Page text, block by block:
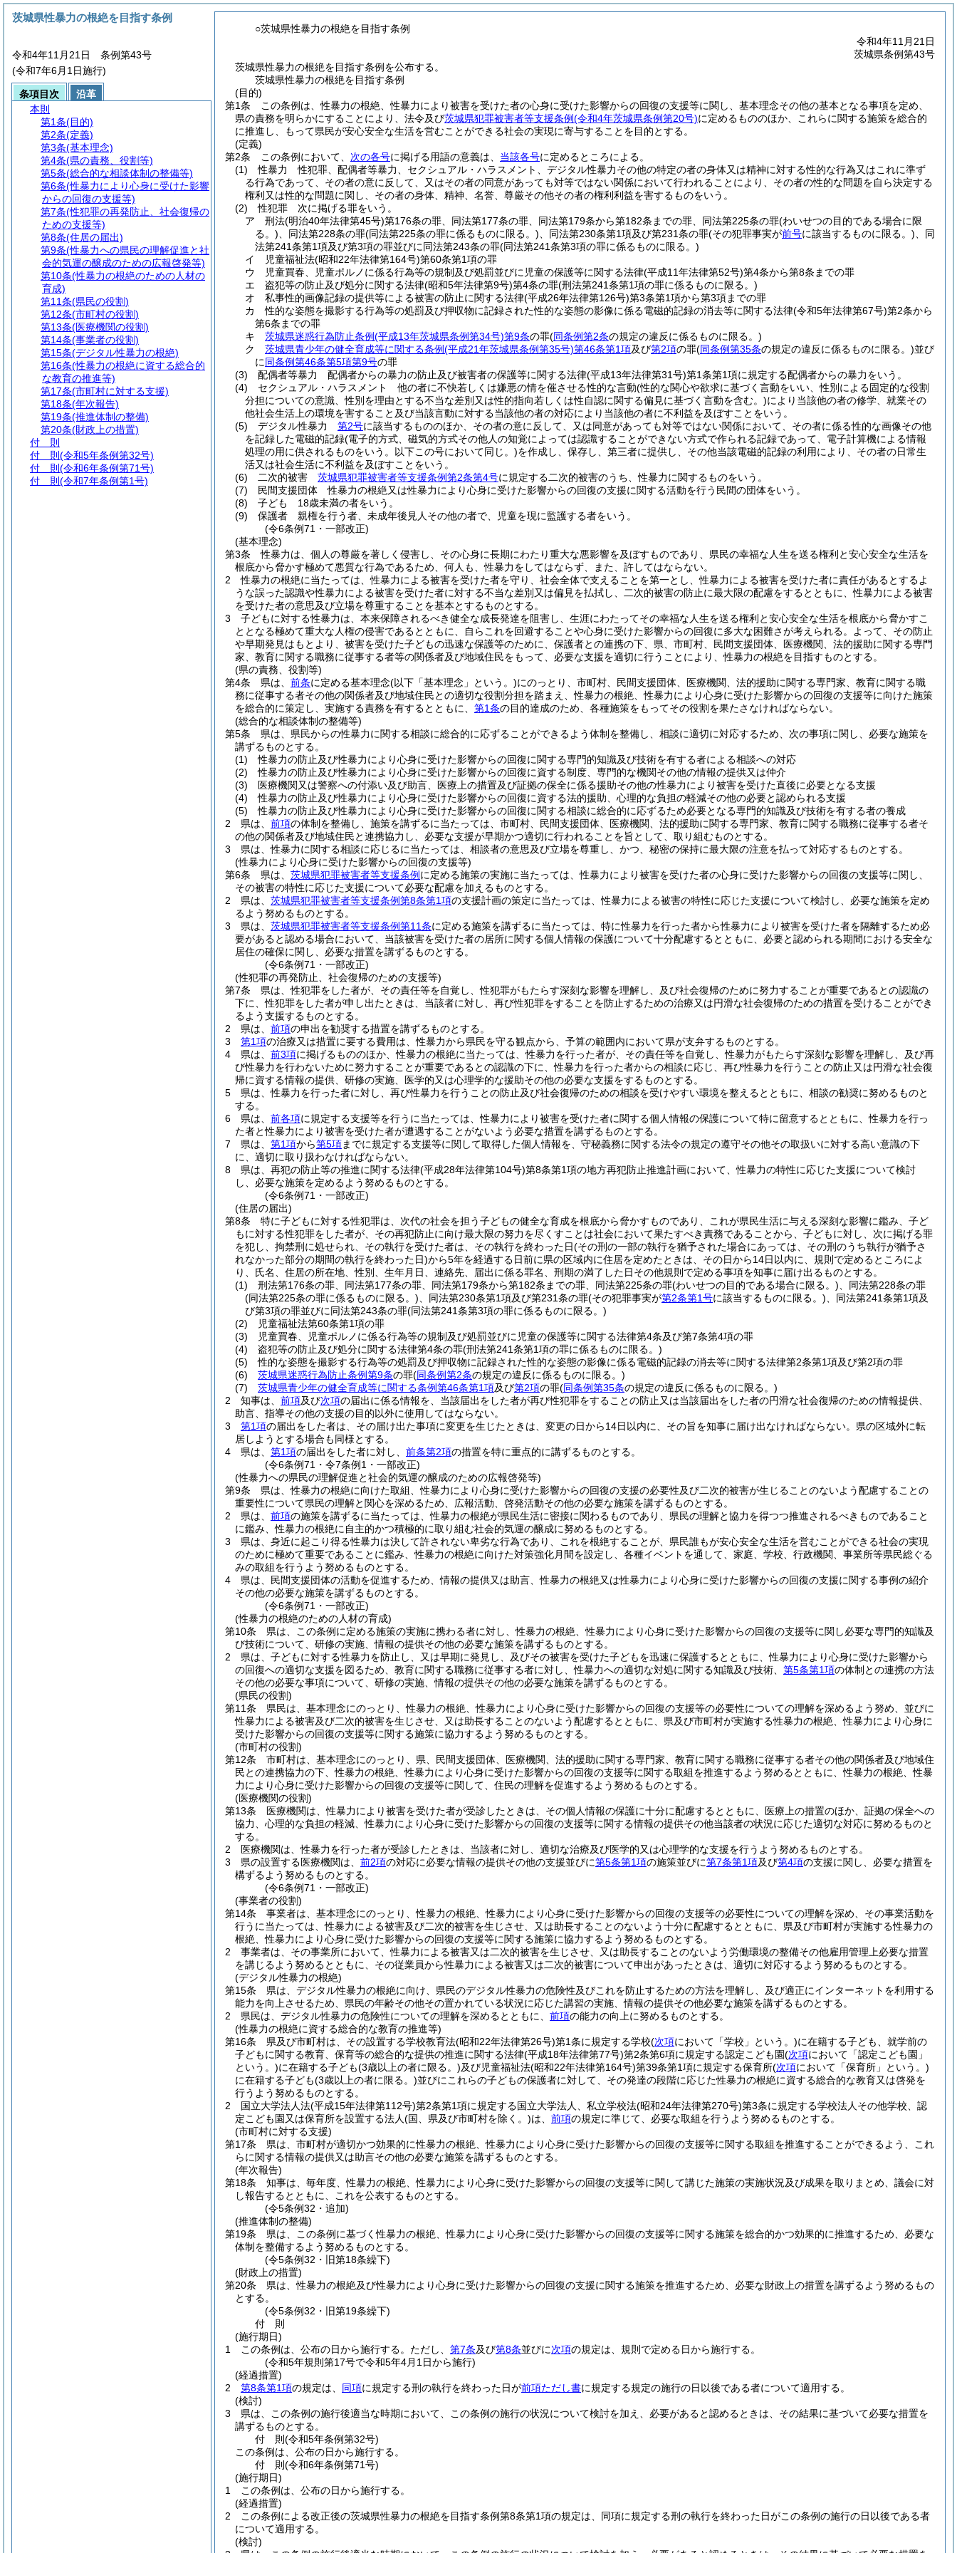
○茨城県性暴力の根絶を目指す条例
令和4年11月21日
茨城県条例第43号
茨城県性暴力の根絶を目指す条例を公布する。
茨城県性暴力の根絶を目指す条例
(目的)
第1条
この条例は、性暴力の根絶、性暴力により被害を受けた者の心身に受けた影響からの回復の支援等に関し、基本理念その他の基本となる事項を定め、
県の責務を明らかにすることにより、法令及び茨城県犯罪被害者等支援条例(令和4年茨城県条例第20号)に定めるもののほか、これらに関する施策を総合的
に推進し、もって県民が安心安全な生活を営むことができる社会の実現に寄与することを目的とする。
(定義)
第2条
この条例において、 次の各号に掲げる用語の意義は、 当該各号に定めるところによる。
(1)
性暴力 性犯罪、配偶者等暴力、セクシュアル・ハラスメント、デジタル性暴力その他の特定の者の身体又は精神に対する性的な行為又はこれに準ず
る行為であって、その者の意に反して、又はその者の同意があっても対等ではない関係において行われることにより、その者の性的な問題を自ら決定する
権利又は性的な問題に関し、その者の身体、精神、名誉、尊厳その他その者の権利利益を害するものをいう。
(2)
性犯罪 次に掲げる罪をいう。
ア
刑法(明治40年法律第45号)第176条の罪、同法第177条の罪、同法第179条から第182条までの罪、同法第225条の罪(わいせつの目的である場合に限
る。) 、同法第228条の罪(同法第225条の罪に係るものに限る。) 、同法第230条第1項及び第231条の罪(その犯罪事実が前号に該当するものに限る。) 、同
法第241条第1項及び第3項の罪並びに同法第243条の罪(同法第241条第3項の罪に係るものに限る。)
イ
児童福祉法(昭和22年法律第164号)第60条第1項の罪
ウ
児童買春、児童ポルノに係る行為等の規制及び処罰並びに児童の保護等に関する法律(平成11年法律第52号)第4条から第8条までの罪
エ
盗犯等の防止及び処分に関する法律(昭和5年法律第9号)第4条の罪(刑法第241条第1項の罪に係るものに限る。)
オ
私事性的画像記録の提供等による被害の防止に関する法律(平成26年法律第126号)第3条第1項から第3項までの罪
カ
性的な姿態を撮影する行為等の処罰及び押収物に記録された性的な姿態の影像に係る電磁的記録の消去等に関する法律(令和5年法律第67号)第2条から
第6条までの罪
キ
茨城県迷惑行為防止条例(平成13年茨城県条例第34号)第9条の罪(同条例第2条の規定の違反に係るものに限る。)
ク
茨城県青少年の健全育成等に関する条例(平成21年茨城県条例第35号)第46条第1項及び第2項の罪(同条例第35条の規定の違反に係るものに限る。)並び
に同条例第46条第5項第9号の罪
(3)
配偶者等暴力 配偶者からの暴力の防止及び被害者の保護等に関する法律(平成13年法律第31号)第1条第1項に規定する配偶者からの暴力をいう。
(4)
セクシュアル・ハラスメント 他の者に不快若しくは嫌悪の情を催させる性的な言動(性的な関心や欲求に基づく言動をいい、性別による固定的な役割
分担についての意識、性別を理由とする不当な差別又は性的指向若しくは性自認に関する偏見に基づく言動を含む。)により当該他の者の修学、就業その
他社会生活上の環境を害すること及び当該言動に対する当該他の者の対応により当該他の者に不利益を及ぼすことをいう。
(5)
デジタル性暴力 第2号に該当するもののほか、その者の意に反して、又は同意があっても対等ではない関係において、その者に係る性的な画像その他
を記録した電磁的記録(電子的方式、磁気的方式その他人の知覚によっては認識することができない方式で作られる記録であって、電子計算機による情報
処理の用に供されるものをいう。以下この号において同じ。)を作成し、保存し、第三者に提供し、その他当該電磁的記録の利用により、その者の日常生
活又は社会生活に不利益を及ぼすことをいう。
(6)
二次的被害 茨城県犯罪被害者等支援条例第2条第4号に規定する二次的被害のうち、性暴力に関するものをいう。
(7)
民間支援団体 性暴力の根絶又は性暴力により心身に受けた影響からの回復の支援に関する活動を行う民間の団体をいう。
(8)
子ども 18歳未満の者をいう。
(9)
保護者 親権を行う者、未成年後見人その他の者で、児童を現に監護する者をいう。
(令6条例71・一部改正)
(基本理念)
第3条
性暴力は、個人の尊厳を著しく侵害し、その心身に長期にわたり重大な悪影響を及ぼすものであり、県民の幸福な人生を送る権利と安心安全な生活を
根底から脅かす極めて悪質な行為であるため、何人も、性暴力をしてはならず、また、許してはならない。
2
性暴力の根絶に当たっては、性暴力による被害を受けた者を守り、社会全体で支えることを第一とし、性暴力による被害を受けた者に責任があるとするよ
うな誤った認識や性暴力による被害を受けた者に対する不当な差別又は偏見を払拭し、二次的被害の防止に最大限の配慮をするとともに、性暴力による被害
を受けた者の意思及び立場を尊重することを基本とするものとする。
3
子どもに対する性暴力は、本来保障されるべき健全な成長発達を阻害し、生涯にわたってその幸福な人生を送る権利と安心安全な生活を根底から脅かすこ
ととなる極めて重大な人権の侵害であるとともに、自らこれを回避することや心身に受けた影響からの回復に多大な困難さが考えられる。
よって、その防止
や早期発見はもとより、被害を受けた子どもの迅速な保護等のために、保護者との連携の下、県、市町村、民間支援団体、医療機関、法的援助に関する専門
家、教育に関する職務に従事する者等の関係者及び地域住民をもって、必要な支援を適切に行うことにより、性暴力の根絶を目指すものとする。
(県の責務、役割等)
第4条
県は、 前条に定める基本理念(以下「基本理念」という。)にのっとり、市町村、民間支援団体、医療機関、法的援助に関する専門家、教育に関する職
務に従事する者その他の関係者及び地域住民との適切な役割分担を踏まえ、性暴力の根絶、性暴力により心身に受けた影響からの回復の支援等に向けた施策
を総合的に策定し、実施する責務を有するとともに、 第1条の目的達成のため、各種施策をもってその役割を果たさなければならない。
(総合的な相談体制の整備等)
第5条
県は、県民からの性暴力に関する相談に総合的に応ずることができるよう体制を整備し、相談に適切に対応するため、次の事項に関し、必要な施策を
講ずるものとする。
(1)
性暴力の防止及び性暴力により心身に受けた影響からの回復に関する専門的知識及び技術を有する者による相談への対応
(2)
性暴力の防止及び性暴力により心身に受けた影響からの回復に資する制度、専門的な機関その他の情報の提供又は仲介
(3)
医療機関又は警察への付添い及び助言、医療上の措置及び証拠の保全に係る援助その他の性暴力により被害を受けた直後に必要となる支援
(4)
性暴力の防止及び性暴力により心身に受けた影響からの回復に資する法的援助、心理的な負担の軽減その他の必要と認められる支援
(5)
性暴力の防止及び性暴力により心身に受けた影響からの回復に関する相談に総合的に応ずるため必要となる専門的知識及び技術を有する者の養成
2
県は、 前項の体制を整備し、施策を講ずるに当たっては、市町村、民間支援団体、医療機関、法的援助に関する専門家、教育に関する職務に従事する者そ
の他の関係者及び地域住民と連携協力し、必要な支援が早期かつ適切に行われることを旨として、取り組むものとする。
3
県は、性暴力に関する相談に応じるに当たっては、相談者の意思及び立場を尊重し、かつ、秘密の保持に最大限の注意を払って対応するものとする。
(性暴力により心身に受けた影響からの回復の支援等)
第6条
県は、 茨城県犯罪被害者等支援条例 に定める施策の実施に当たっては、性暴力により被害を受けた者の心身に受けた影響からの回復の支援等に関し、
その被害の特性に応じた支援について必要な配慮を加えるものとする。
2
県は、 茨城県犯罪被害者等支援条例第8条第1項の支援計画の策定に当たっては、性暴力による被害の特性に応じた支援について検討し、必要な施策を定め
るよう努めるものとする。
3
県は、 茨城県犯罪被害者等支援条例第11条に定める施策を講ずるに当たっては、特に性暴力を行った者から性暴力により被害を受けた者を隔離するため必
要があると認める場合において、当該被害を受けた者の居所に関する個人情報の保護について十分配慮するとともに、必要と認められる期間における安全な
居住の確保に関し、必要な措置を講ずるものとする。
(令6条例71・一部改正)
(性犯罪の再発防止、社会復帰のための支援等)
第7条
県は、性犯罪をした者が、その責任等を自覚し、性犯罪がもたらす深刻な影響を理解し、及び社会復帰のために努力することが重要であるとの認識の
下に、性犯罪をした者が申し出たときは、当該者に対し、再び性犯罪をすることを防止するための治療又は円滑な社会復帰のための措置を受けることができ
るよう支援するものとする。
2
県は、 前項の申出を勧奨する措置を講ずるものとする。
3
第1項の治療又は措置に要する費用は、性暴力から県民を守る観点から、予算の範囲内において県が支弁するものとする。
4
県は、 前3項に掲げるもののほか、性暴力の根絶に当たっては、性暴力を行った者が、その責任等を自覚し、性暴力がもたらす深刻な影響を理解し、及び再
び性暴力を行わないために努力することが重要であるとの認識の下に、性暴力を行った者からの相談に応じ、再び性暴力を行うことの防止又は円滑な社会復
帰に資する情報の提供、研修の実施、医学的又は心理学的な援助その他の必要な支援をするものとする。
5
県は、性暴力を行った者に対し、再び性暴力を行うことの防止及び社会復帰のための相談を受けやすい環境を整えるとともに、相談の勧奨に努めるものと
する。
6
県は、 前各項に規定する支援等を行うに当たっては、性暴力により被害を受けた者に関する個人情報の保護について特に留意するとともに、性暴力を行っ
た者と性暴力により被害を受けた者が遭遇することがないよう必要な措置を講ずるものとする。
7
県は、 第1項から第5項までに規定する支援等に関して取得した個人情報を、守秘義務に関する法令の規定の遵守その他その取扱いに対する高い意識の下
に、適切に取り扱わなければならない。
8
県は、再犯の防止等の推進に関する法律(平成28年法律第104号)第8条第1項の地方再犯防止推進計画において、性暴力の特性に応じた支援について検討
し、必要な施策を定めるよう努めるものとする。
(令6条例71・一部改正)
(住居の届出)
第8条
特に子どもに対する性犯罪は、次代の社会を担う子どもの健全な育成を根底から脅かすものであり、これが県民生活に与える深刻な影響に鑑み、子ど
もに対する性犯罪をした者が、その再犯防止に向け最大限の努力を尽くすことは社会において果たすべき責務であることから、子どもに対し、次に掲げる罪
を犯し、拘禁刑に処せられ、その執行を受けた者は、その執行を終わった日(その刑の一部の執行を猶予された場合にあっては、その刑のうち執行が猶予さ
れなかった部分の期間の執行を終わった日)から5年を経過する日前に県の区域内に住居を定めたときは、その日から14日以内に、規則で定めるところによ
り、氏名、住居の所在地、性別、生年月日、連絡先、届出に係る罪名、刑期の満了した日その他規則で定める事項を知事に届け出るものとする。
(1)
刑法第176条の罪、同法第177条の罪、同法第179条から第182条までの罪、同法第225条の罪(わいせつの目的である場合に限る。) 、同法第228条の罪
(同法第225条の罪に係るものに限る。) 、同法第230条第1項及び第231条の罪(その犯罪事実が第2条第1号に該当するものに限る。) 、同法第241条第1項及
び第3項の罪並びに同法第243条の罪(同法第241条第3項の罪に係るものに限る。)
(2)
児童福祉法第60条第1項の罪
(3)
児童買春、児童ポルノに係る行為等の規制及び処罰並びに児童の保護等に関する法律第4条及び第7条第4項の罪
(4)
盗犯等の防止及び処分に関する法律第4条の罪(刑法第241条第1項の罪に係るものに限る。)
(5)
性的な姿態を撮影する行為等の処罰及び押収物に記録された性的な姿態の影像に係る電磁的記録の消去等に関する法律第2条第1項及び第2項の罪
(6)
茨城県迷惑行為防止条例第9条の罪(同条例第2条の規定の違反に係るものに限る。)
(7)
茨城県青少年の健全育成等に関する条例第46条第1項及び第2項の罪(同条例第35条の規定の違反に係るものに限る。)
2
知事は、 前項及び次項の届出に係る情報を、当該届出をした者が再び性犯罪をすることの防止又は当該届出をした者の円滑な社会復帰のための情報提供、
助言、指導その他の支援の目的以外に使用してはならない。
3
第1項の届出をした者は、その届け出た事項に変更を生じたときは、変更の日から14日以内に、その旨を知事に届け出なければならない。 県の区域外に転
居しようとする場合も同様とする。
4
県は、 第1項の届出をした者に対し、 前条第2項の措置を特に重点的に講ずるものとする。
(令6条例71・令7条例1・一部改正)
(性暴力への県民の理解促進と社会的気運の醸成のための広報啓発等)
第9条
県は、性暴力の根絶に向けた取組、性暴力により心身に受けた影響からの回復の支援の必要性及び二次的被害が生じることのないよう配慮することの
重要性について県民の理解と関心を深めるため、広報活動、啓発活動その他の必要な施策を講ずるものとする。
2
県は、 前項の施策を講ずるに当たっては、性暴力の根絶が県民生活に密接に関わるものであり、県民の理解と協力を得つつ推進されるべきものであること
に鑑み、性暴力の根絶に自主的かつ積極的に取り組む社会的気運の醸成に努めるものとする。
3
県は、身近に起こり得る性暴力は決して許されない卑劣な行為であり、これを根絶することが、県民誰もが安心安全な生活を営むことができる社会の実現
のために極めて重要であることに鑑み、性暴力の根絶に向けた対策強化月間を設定し、各種イベントを通して、家庭、学校、行政機関、事業所等県民総ぐる
みの取組を行うよう努めるものとする。
4
県は、民間支援団体の活動を促進するため、情報の提供又は助言、性暴力の根絶又は性暴力により心身に受けた影響からの回復の支援に関する事例の紹介
その他の必要な施策を講ずるものとする。
(令6条例71・一部改正)
(性暴力の根絶のための人材の育成)
第10条
県は、この条例に定める施策の実施に携わる者に対し、性暴力の根絶、性暴力により心身に受けた影響からの回復の支援等に関し必要な専門的知識及
び技術について、研修の実施、情報の提供その他の必要な施策を講ずるものとする。
2
県は、子どもに対する性暴力を防止し、又は早期に発見し、及びその被害を受けた子どもを迅速に保護するとともに、性暴力により心身に受けた影響から
の回復への適切な支援を図るため、教育に関する職務に従事する者に対し、性暴力への適切な対処に関する知識及び技術、 第5条第1項の体制との連携の方法
その他の必要な事項について、研修の実施、情報の提供その他の必要な施策を講ずるものとする。
(県民の役割)
第11条
県民は、基本理念にのっとり、性暴力の根絶、性暴力により心身に受けた影響からの回復の支援等の必要性についての理解を深めるよう努め、並びに
性暴力による被害及び二次的被害を生じさせ、又は助長することのないよう配慮するとともに、県及び市町村が実施する性暴力の根絶、性暴力により心身に
受けた影響からの回復の支援等に関する施策に協力するよう努めるものとする。
(市町村の役割)
第12条
市町村は、基本理念にのっとり、県、民間支援団体、医療機関、法的援助に関する専門家、教育に関する職務に従事する者その他の関係者及び地域住
民との連携協力の下、性暴力の根絶、性暴力により心身に受けた影響からの回復の支援等に関する取組を推進するよう努めるとともに、性暴力の根絶、性暴
力により心身に受けた影響からの回復の支援等に関して、住民の理解を促進するよう努めるものとする。
(医療機関の役割)
第13条
医療機関は、性暴力により被害を受けた者が受診したときは、その個人情報の保護に十分に配慮するとともに、医療上の措置のほか、証拠の保全への
協力、心理的な負担の軽減、性暴力により心身に受けた影響からの回復の支援等に関する情報の提供その他当該者の状況に応じた適切な対応に努めるものと
する。
2
医療機関は、性暴力を行った者が受診したときは、当該者に対し、適切な治療及び医学的又は心理学的な支援を行うよう努めるものとする。
3
県の設置する医療機関は、 前2項の対応に必要な情報の提供その他の支援並びに第5条第1項の施策並びに第7条第1項及び第4項の支援に関し、必要な措置を
構ずるよう努めるものとする。
(令6条例71・一部改正)
(事業者の役割)
第14条
事業者は、基本理念にのっとり、性暴力の根絶、性暴力により心身に受けた影響からの回復の支援等の必要性についての理解を深め、その事業活動を
行うに当たっては、性暴力による被害及び二次的被害を生じさせ、又は助長することのないよう十分に配慮するとともに、県及び市町村が実施する性暴力の
根絶、性暴力により心身に受けた影響からの回復の支援等に関する施策に協力するよう努めるものとする。
2
事業者は、その事業所において、性暴力による被害又は二次的被害を生じさせ、又は助長することのないよう労働環境の整備その他雇用管理上必要な措置
を講じるよう努めるとともに、その従業員から性暴力による被害又は二次的被害について申出があったときは、適切に対応するよう努めるものとする。
(デジタル性暴力の根絶)
第15条
県は、デジタル性暴力の根絶に向け、県民のデジタル性暴力の危険性及びこれを防止するための方法を理解し、及び適正にインターネットを利用する
能力を向上させるため、県民の年齢その他その置かれている状況に応じた講習の実施、情報の提供その他必要な施策を講ずるものとする。
2
県民は、デジタル性暴力の危険性についての理解を深めるとともに、 前項の能力の向上に努めるものとする。
(性暴力の根絶に資する総合的な教育の推進等)
第16条
県及び市町村は、その設置する学校教育法(昭和22年法律第26号)第1条に規定する学校(次項において「学校」という。)に在籍する子ども、就学前の
子どもに関する教育、保育等の総合的な提供の推進に関する法律(平成18年法律第77号)第2条第6項に規定する認定こども園(次項において「認定こども園」
という。)に在籍する子ども(3歳以上の者に限る。)及び児童福祉法(昭和22年法律第164号)第39条第1項に規定する保育所(次項において「保育所」という。)
に在籍する子ども(3歳以上の者に限る。)並びにこれらの子どもの保護者に対して、その発達の段階に応じた性暴力の根絶に資する総合的な教育又は啓発を
行うよう努めるものとする。
2
国立大学法人法(平成15年法律第112号)第2条第1項に規定する国立大学法人、私立学校法(昭和24年法律第270号)第3条に規定する学校法人その他学校、認
定こども園又は保育所を設置する法人(国、県及び市町村を除く。)は、 前項の規定に準じて、必要な取組を行うよう努めるものとする。
(市町村に対する支援)
第17条
県は、市町村が適切かつ効果的に性暴力の根絶、性暴力により心身に受けた影響からの回復の支援等に関する取組を推進することができるよう、これ
らに関する情報の提供又は助言その他の必要な施策を講ずるものとする。
(年次報告)
第18条
知事は、毎年度、性暴力の根絶、性暴力により心身に受けた影響からの回復の支援等に関して講じた施策の実施状況及び成果を取りまとめ、議会に対
し報告するとともに、これを公表するものとする。
(令5条例32・追加)
(推進体制の整備)
第19条
県は、この条例に基づく性暴力の根絶、性暴力により心身に受けた影響からの回復の支援等に関する施策を総合的かつ効果的に推進するため、必要な
体制を整備するよう努めるものとする。
(令5条例32・旧第18条繰下)
(財政上の措置)
第20条
県は、性暴力の根絶及び性暴力により心身に受けた影響からの回復の支援に関する施策を推進するため、必要な財政上の措置を講ずるよう努めるもの
とする。
(令5条例32・旧第19条繰下)
付 則
(施行期日)
1
この条例は、公布の日から施行する。 ただし、 第7条及び第8条並びに次項の規定は、規則で定める日から施行する。
(令和5年規則第17号で令和5年4月1日から施行)
(経過措置)
2
第8条第1項の規定は、 同項に規定する刑の執行を終わった日が前項ただし書に規定する規定の施行の日以後である者について適用する。
(検討)
3
県は、この条例の施行後適当な時期において、この条例の施行の状況について検討を加え、必要があると認めるときは、その結果に基づいて必要な措置を
講ずるものとする。
付 則(令和5年条例第32号)
この条例は、公布の日から施行する。
付 則(令和6年条例第71号)
(施行期日)
1
この条例は、公布の日から施行する。
(経過措置)
2
この条例による改正後の茨城県性暴力の根絶を目指す条例第8条第1項の規定は、同項に規定する刑の執行を終わった日がこの条例の施行の日以後である者
について適用する。
(検討)
茨城県性暴力の根絶を目指す条例
令和4年11月21日 条例第43号
(令和7年6月1日施行)
条項目次
沿革
本則
第1条(目的)
第2条(定義)
第3条(基本理念)
第4条(県の責務、役割等)
第5条(総合的な相談体制の整備等)
第6条(性暴力により心身に受けた影響
からの回復の支援等)
第7条(性犯罪の再発防止、社会復帰の
ための支援等)
第8条(住居の届出)
第9条(性暴力への県民の理解促進と社
会的気運の醸成のための広報啓発等)
第10条(性暴力の根絶のための人材の
育成)
第11条(県民の役割)
第12条(市町村の役割)
第13条(医療機関の役割)
第14条(事業者の役割)
第15条(デジタル性暴力の根絶)
第16条(性暴力の根絶に資する総合的
な教育の推進等)
第17条(市町村に対する支援)
第18条(年次報告)
第19条(推進体制の整備)
第20条(財政上の措置)
付 則
付 則 (令和5年条例第32号)
付 則 (令和6年条例第71号)
付 則 (令和7年条例第1号)